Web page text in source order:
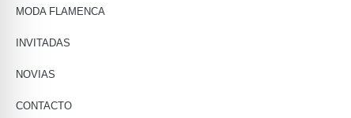
MODA FLAMENCA
INVITADAS
NOVIAS
CONTACTO